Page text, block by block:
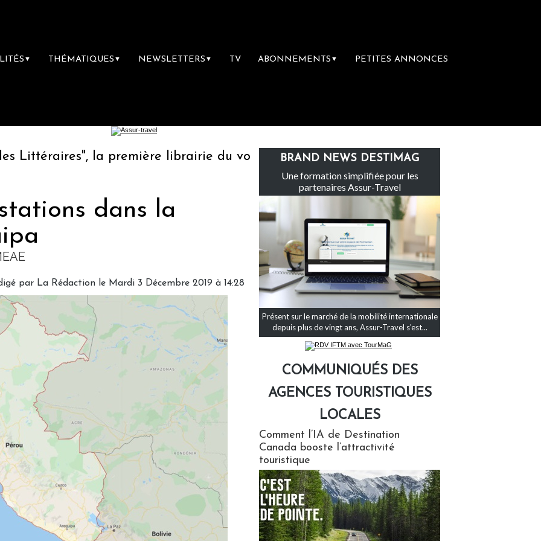
▼ THÉMATIQUES ▼ NEWSLETTERS ▼ TV ABONNEMENTS ▼ PETITES ANNONCES
la première librairie du voyage Le groupe Sainte-Claire rachète Eden Tour
dans la
par La Rédaction le Mardi 3 Décembre 2019 à 14:28
BRAND NEWS DESTIMAG
Une formation simplifiée pour les
partenaires Assur-Travel
Présent sur le marché de la mobilité internationale
depuis plus de vingt ans, Assur-Travel s'est...
COMMUNIQUÉS DES
AGENCES TOURISTIQUES
LOCALES
Comment l’IA de Destination
Canada booste l’attractivité
touristique